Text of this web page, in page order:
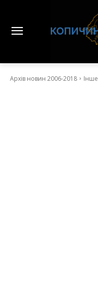
Архів новин 2006-2018 Інше